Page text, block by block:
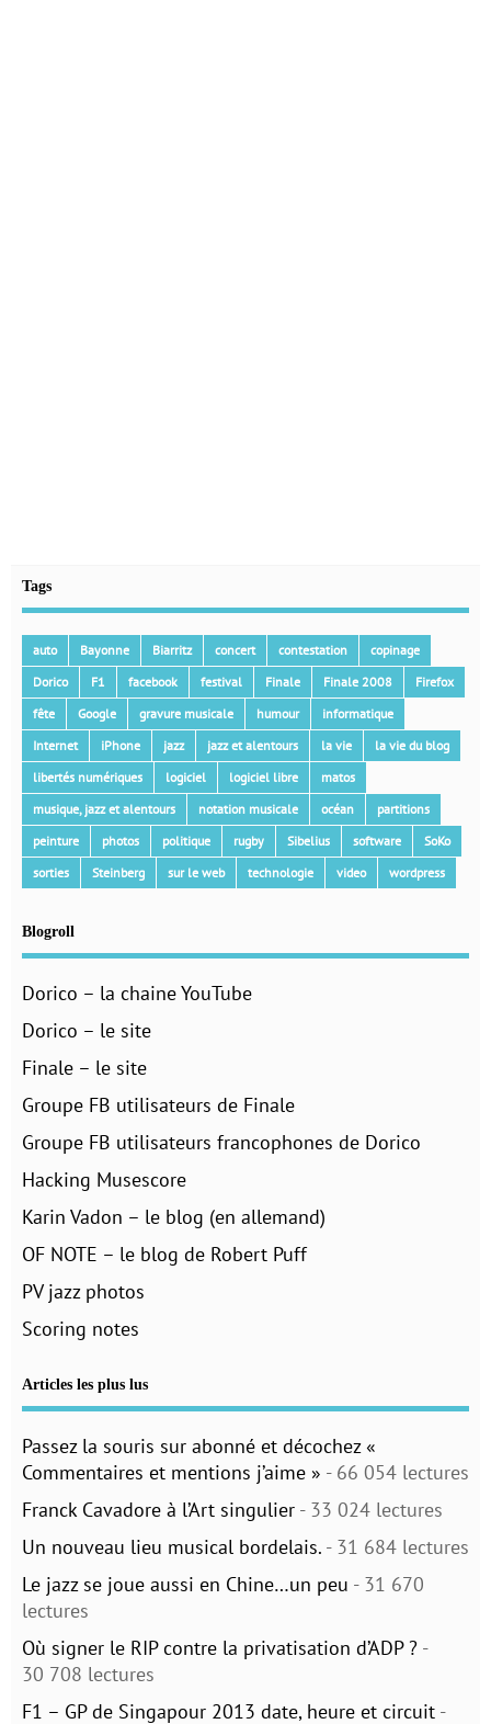
Tags
auto Bayonne Biarritz concert contestation
copinage
Dorico
F1 facebook festival Finale Finale 2008
Firefox
fête
Google gravure musicale humour
informatique
Internet
iPhone jazz jazz et alentours la vie
la vie du blog
libertés numériques
logiciel logiciel libre
matos
musique, jazz et alentours
notation musicale océan
partitions
peinture
photos politique rugby Sibelius software
SoKo
sorties
Steinberg sur le web technologie video wordpress
Blogroll
Dorico – la chaine YouTube
Dorico – le site
Finale – le site
Groupe FB utilisateurs de Finale
Groupe FB utilisateurs francophones de Dorico
Hacking Musescore
Karin Vadon – le blog (en allemand)
OF NOTE – le blog de Robert Puff
PV jazz photos
Scoring notes
Articles les plus lus
Passez la souris sur abonné et décochez «
Commentaires et mentions j’aime » - 66 054 lectures
Franck Cavadore à l’Art singulier - 33 024 lectures
Un nouveau lieu musical bordelais. - 31 684 lectures
Le jazz se joue aussi en Chine…un peu - 31 670
lectures
Où signer le RIP contre la privatisation d’ADP ? -
30 708 lectures
F1 – GP de Singapour 2013 date, heure et circuit -